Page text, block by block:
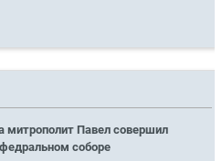
митрополит Павел совершил
соборе